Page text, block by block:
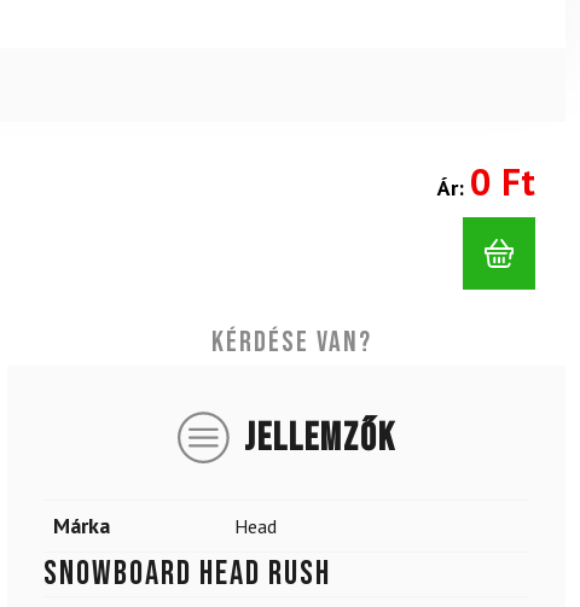
Ár: 0 Ft
Kérdése van?
JELLEMZŐK
Márka Head
Snowboard HEAD Rush